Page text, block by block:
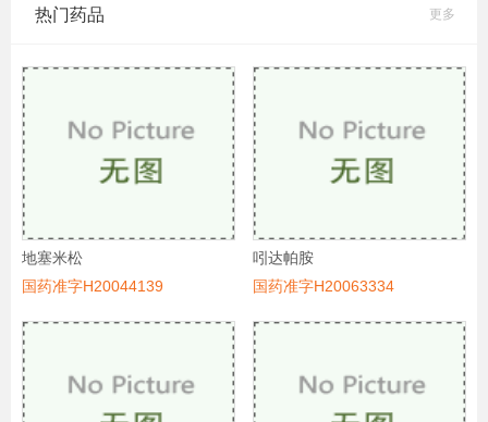
热门药品 更多
地塞米松
国药准字H20044139
吲达帕胺
国药准字H20063334